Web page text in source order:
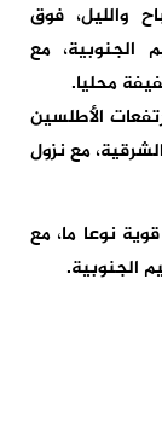
والليل، فوق
الجنوبية، مع
محليا.
الأطلسين
مع نزول
نوعا ما، مع
الجنوبية.